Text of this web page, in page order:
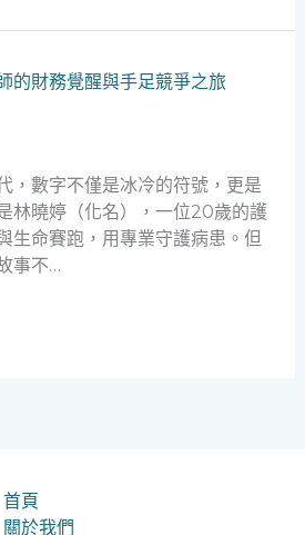
的財務覺醒與手足競爭之旅
，數字不僅是冰冷的符號，更是
林曉婷（化名），一位20歲的護
生命賽跑，用專業守護病患。但
事不…
首頁
關於我們